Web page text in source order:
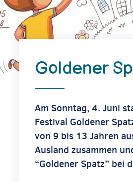
Goldener
Am Sonntag, 4. Juni
Festival Goldener
von 9 bis 13 Jahren
Ausland zusammen
“Goldener Spatz” bei